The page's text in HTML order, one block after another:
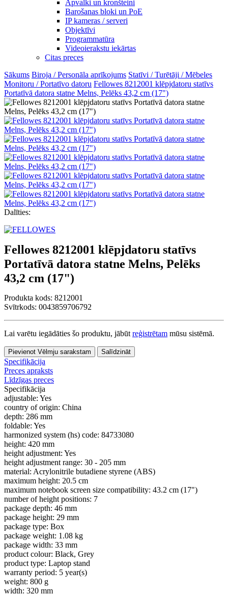
Apvalki un kronšteini
Barošanas bloki un PoE
IP kameras / serveri
Objektīvi
Programmatūra
Videoierakstu iekārtas
Citas preces
Sākums Biroja / Personāla aprīkojums Statīvi / Turētāji / Mēbeles
Monitoru / Portatīvo datoru Fellowes 8212001 klēpjdatoru statīvs
Portatīvā datora statne Melns, Pelēks 43,2 cm (17")
Dalīties:
Fellowes 8212001 klēpjdatoru statīvs
Portatīvā datora statne Melns, Pelēks
43,2 cm (17")
Produkta kods: 8212001
Svītrkods: 0043859706792
Lai varētu iegādāties šo produktu, jābūt reģistrētam mūsu sistēmā.
Pievienot Vēlmju sarakstam Salīdzināt
Specifikācija
Preces apraksts
Līdzīgas preces
Specifikācija
adjustable: Yes
country of origin: China
depth: 286 mm
foldable: Yes
harmonized system (hs) code: 84733080
height: 420 mm
height adjustment: Yes
height adjustment range: 30 - 205 mm
material: Acrylonitrile butadiene styrene (ABS)
maximum height: 20.5 cm
maximum notebook screen size compatibility: 43.2 cm (17")
number of height positions: 7
package depth: 46 mm
package height: 29 mm
package type: Box
package weight: 1.08 kg
package width: 33 mm
product colour: Black, Grey
product type: Laptop stand
warranty period: 5 year(s)
weight: 800 g
width: 320 mm